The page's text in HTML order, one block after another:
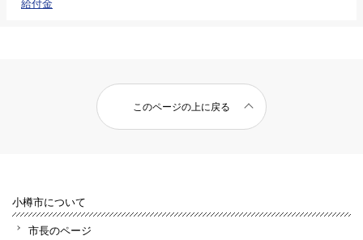
このページの上に戻る
小樽市について
市長のページ